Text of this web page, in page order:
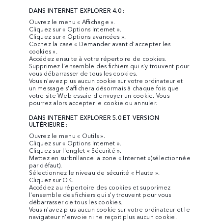
DANS INTERNET EXPLORER 4.0 :
Ouvrez le menu « Affichage ».
Cliquez sur « Options Internet ».
Cliquez sur « Options avancées ».
Cochez la case « Demander avant d'accepter les
cookies ».
Accédez ensuite à votre répertoire de cookies.
Supprimez l'ensemble des fichiers qui s'y trouvent pour
vous débarrasser de tous les cookies.
Vous n'avez plus aucun cookie sur votre ordinateur et
un message s'affichera désormais à chaque fois que
votre site Web essaie d'envoyer un cookie. Vous
pourrez alors accepter le cookie ou annuler.
DANS INTERNET EXPLORER 5.0 ET VERSION
ULTÉRIEURE :
Ouvrez le menu « Outils ».
Cliquez sur « Options Internet ».
Cliquez sur l'onglet « Sécurité ».
Mettez en surbrillance la zone « Internet »(sélectionnée
par défaut).
Sélectionnez le niveau de sécurité « Haute ».
Cliquez sur OK.
Accédez au répertoire des cookies et supprimez
l'ensemble des fichiers qui s'y trouvent pour vous
débarrasser de tous les cookies.
Vous n'avez plus aucun cookie sur votre ordinateur et le
navigateur n'envoie ni ne reçoit plus aucun cookie.